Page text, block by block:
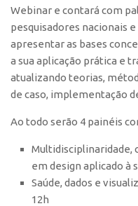
Bolsa Startup
PGI-USP
Conexão USP
Conexão Inter-
Leis e Normas
Portal do Inventor
Inteligência
Editais
Pesquisa na USP
Webinar e contará com
pesquisadores nacionais
apresentar as bases
a sua aplicação prática e
atualizando teorias,
de caso, implementação
Ao todo serão 4 painéis
Multidisciplinaridade,
em design aplicado à
Saúde, dados e
12h